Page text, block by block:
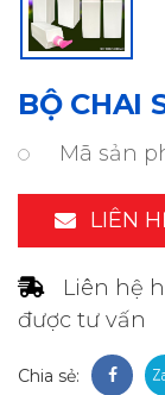
BỘ CHAI
Mã sản
LIÊN
Liên hệ
được tư vấn
Chia sẻ: